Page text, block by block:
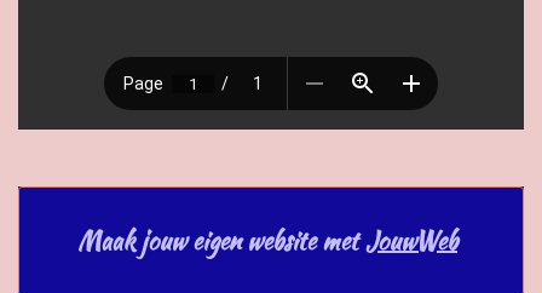
Maak jouw eigen website met JouwWeb